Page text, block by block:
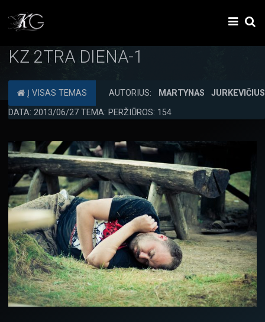
KZ 2TRA DIENA-1
Į VISAS TEMAS AUTORIUS:
MARTYNAS JURKEVIČIUS
DATA: 2013/06/27 TEMA: PERŽIŪROS: 154